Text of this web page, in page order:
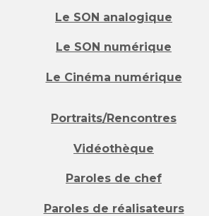
Le SON analogique
Le SON numérique
Le Cinéma numérique
Portraits/Rencontres
Vidéothèque
Paroles de chef
Paroles de réalisateurs